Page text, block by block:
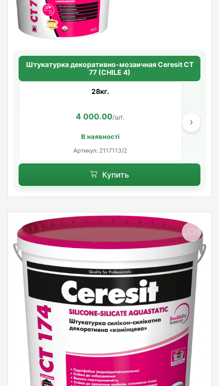
Штукатурка декоративно-мозаичная Ceresit CT
77 (CHILE 4)
28кг.
4 000.00/шт.
В наявності
Артикул: 2117113/2
›
Купить